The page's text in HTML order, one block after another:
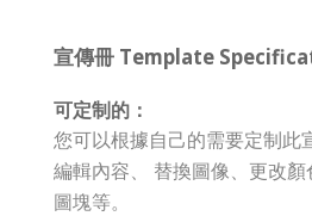
宣傳冊 Template
可定制的：
您可以根據自己的需要定制此
編輯內容、 替換圖像、更改
圖塊等。